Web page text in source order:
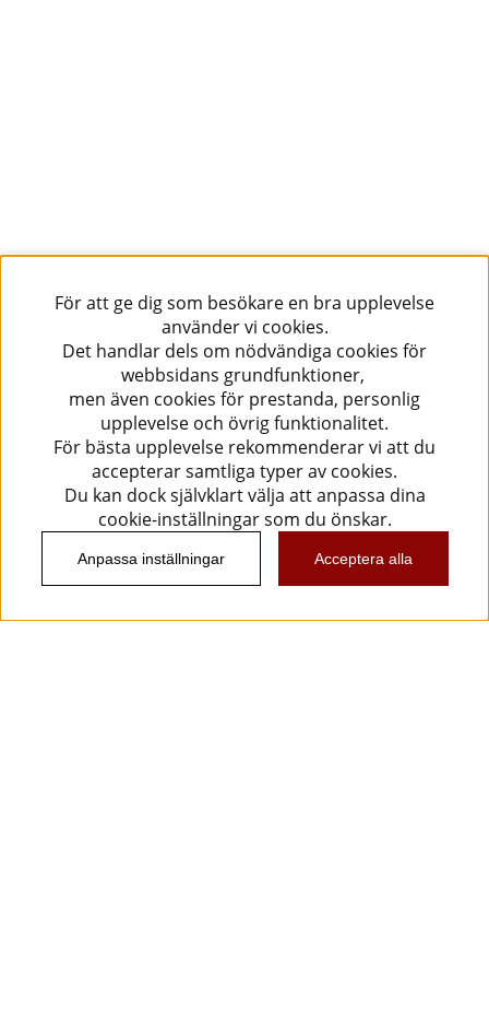
För att ge dig som besökare en bra upplevelse
använder vi cookies.
Det handlar dels om nödvändiga cookies för
webbsidans grundfunktioner,
men även cookies för prestanda, personlig
upplevelse och övrig funktionalitet.
För bästa upplevelse rekommenderar vi att du
accepterar samtliga typer av cookies.
Du kan dock självklart välja att anpassa dina
cookie-inställningar som du önskar.
Anpassa inställningar Acceptera alla